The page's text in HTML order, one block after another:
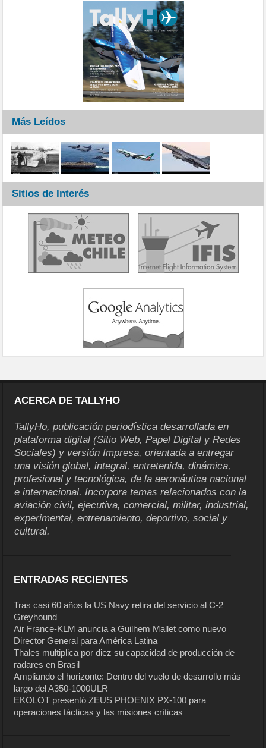
Más Leídos
Sitios de Interés
ACERCA DE TALLYHO
TallyHo, publicación periodística desarrollada en
plataforma digital (Sitio Web, Papel Digital y Redes
Sociales) y versión Impresa, orientada a entregar
una visión global, integral, entretenida, dinámica,
profesional y tecnológica, de la aeronáutica nacional
e internacional. Incorpora temas relacionados con la
aviación civil, ejecutiva, comercial, militar, industrial,
experimental, entrenamiento, deportivo, social y
cultural.
ENTRADAS RECIENTES
Tras casi 60 años la US Navy retira del servicio al C-2
Greyhound
Air France-KLM anuncia a Guilhem Mallet como nuevo
Director General para América Latina
Thales multiplica por diez su capacidad de producción de
radares en Brasil
Ampliando el horizonte: Dentro del vuelo de desarrollo más
largo del A350-1000ULR
EKOLOT presentó ZEUS PHOENIX PX-100 para
operaciones tácticas y las misiones críticas